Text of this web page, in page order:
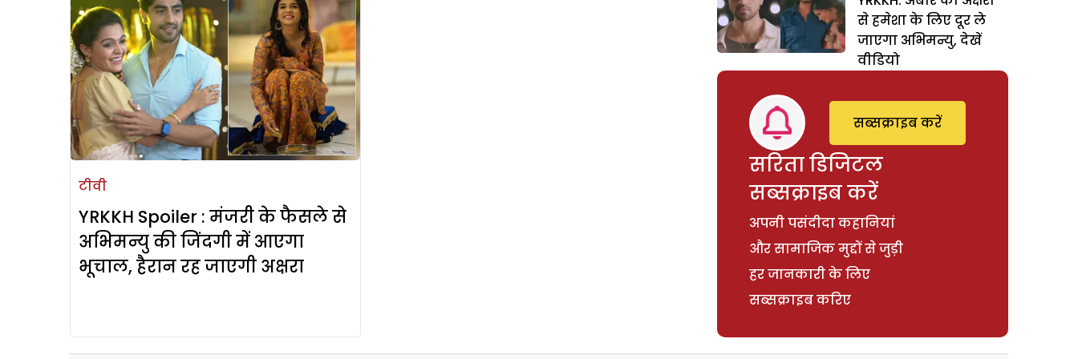
टीवी
YRKKH Spoiler : मंजरी के फैसले से
अभिमन्यु की जिंदगी में आएगा
भूचाल, हैरान रह जाएगी अक्षरा
से हमेशा के लिए दूर ले
जाएगा अभिमन्यु, देखें
वीडियो
सरिता डिजिटल
सब्सक्राइब करें
अपनी पसंदीदा कहानियां
और सामाजिक मुद्दों से जुड़ी
हर जानकारी के लिए
सब्सक्राइब करिए
सब्सक्राइब करें